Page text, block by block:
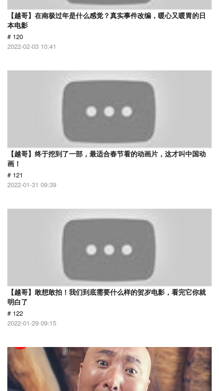
【越哥】在南极过年是什么感觉？真实事件改编，暖心又暖胃的日
本电影
# 120
2022-02-03 10:41
【越哥】终于挖到了一部，最适合春节看的动画片，这才叫中国动
画！
# 121
2022-01-31 09:39
【越哥】敢想敢拍！我们到底需要什么样的贺岁电影，看完它你就
明白了
# 122
2022-01-29 09:15